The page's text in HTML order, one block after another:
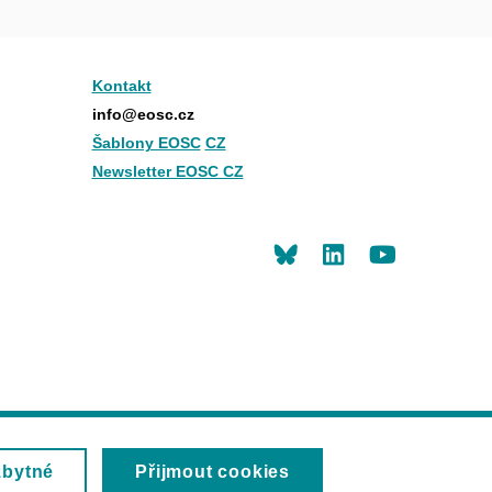
Kontakt
info@eosc.cz
Šablony EOSC CZ
Newsletter EOSC CZ
LinkedIn
Přijmout cookies